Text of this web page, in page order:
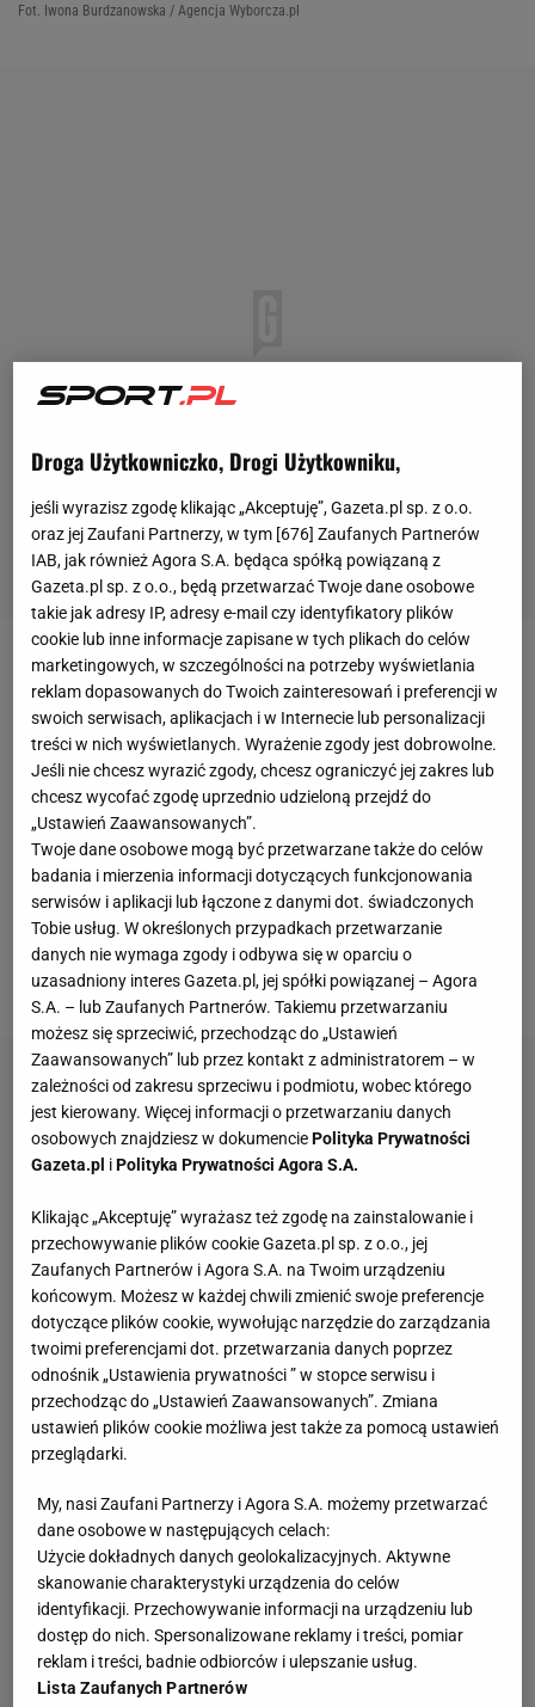
Fot. Iwona Burdzanowska / Agencja Wyborcza.pl
- Na Fragomeniego chyba byliśmy skazani,
spodziewaliśmy się, że w przypadku wygranej z
Fragomenim Edrei nie poboksuje długo w "cruiser" i
wróci do półciężkiej. Dla nas to nie jest żadne
zaskoczenie - przyznaje w rozmowie z serwisem
bokser.org szkoleniowiec grupy Bullit KnockOut
Prmotions - Zarówno ostatni rywal Krzyśka - Bułgar
Semerdijew - jak i sparingpartnerzy dobierani byli
pod Fragomeniego. Byliśmy po prostu niemal pewni,
że Krzysiek ostatecznie zmierzy się z Fragomenim.
Droga Użytkowniczko, Drogi Użytkowniku,
jeśli wyrazisz zgodę klikając „Akceptuję”, Gazeta.pl sp. z o.o.
oraz jej Zaufani Partnerzy, w tym [676] Zaufanych Partnerów
IAB, jak również Agora S.A. będąca spółką powiązaną z
Gazeta.pl sp. z o.o., będą przetwarzać Twoje dane osobowe
takie jak adresy IP, adresy e-mail czy identyfikatory plików
cookie lub inne informacje zapisane w tych plikach do celów
marketingowych, w szczególności na potrzeby wyświetlania
reklam dopasowanych do Twoich zainteresowań i preferencji w
swoich serwisach, aplikacjach i w Internecie lub personalizacji
treści w nich wyświetlanych. Wyrażenie zgody jest dobrowolne.
Jeśli nie chcesz wyrazić zgody, chcesz ograniczyć jej zakres lub
chcesz wycofać zgodę uprzednio udzieloną przejdź do
„Ustawień Zaawansowanych”.
Twoje dane osobowe mogą być przetwarzane także do celów
badania i mierzenia informacji dotyczących funkcjonowania
serwisów i aplikacji lub łączone z danymi dot. świadczonych
Tobie usług. W określonych przypadkach przetwarzanie
danych nie wymaga zgody i odbywa się w oparciu o
uzasadniony interes Gazeta.pl, jej spółki powiązanej – Agora
S.A. – lub Zaufanych Partnerów. Takiemu przetwarzaniu
możesz się sprzeciwić, przechodząc do „Ustawień
Zaawansowanych” lub przez kontakt z administratorem – w
zależności od zakresu sprzeciwu i podmiotu, wobec którego
jest kierowany. Więcej informacji o przetwarzaniu danych
osobowych znajdziesz w dokumenciePolityka Prywatności
Gazeta.pl iPolityka Prywatności Agora S.A.
Klikając „Akceptuję” wyrażasz też zgodę na zainstalowanie i
przechowywanie plików cookie Gazeta.pl sp. z o.o., jej
Zaufanych Partnerów i Agora S.A. na Twoim urządzeniu
końcowym. Możesz w każdej chwili zmienić swoje preferencje
dotyczące plików cookie, wywołując narzędzie do zarządzania
twoimi preferencjami dot. przetwarzania danych poprzez
odnośnik „Ustawienia prywatności ” w stopce serwisu i
przechodząc do „Ustawień Zaawansowanych”. Zmiana
ustawień plików cookie możliwa jest także za pomocą ustawień
przeglądarki.
My, nasi Zaufani Partnerzy i Agora S.A. możemy przetwarzać
dane osobowe w następujących celach:
Użycie dokładnych danych geolokalizacyjnych. Aktywne
skanowanie charakterystyki urządzenia do celów
identyfikacji. Przechowywanie informacji na urządzeniu lub
dostęp do nich. Spersonalizowane reklamy i treści, pomiar
reklam i treści, badnie odbiorców i ulepszanie usług.
Lista Zaufanych Partnerów